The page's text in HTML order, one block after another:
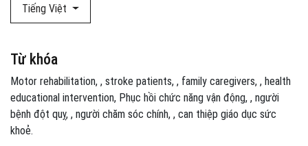
Tiếng Việt
Từ khóa
Motor rehabilitation , stroke patients , family caregivers , health
educational intervention Phục hồi chức năng vận động , người
bệnh đột quỵ , người chăm sóc chính , can thiệp giáo dục sức
khoẻ.